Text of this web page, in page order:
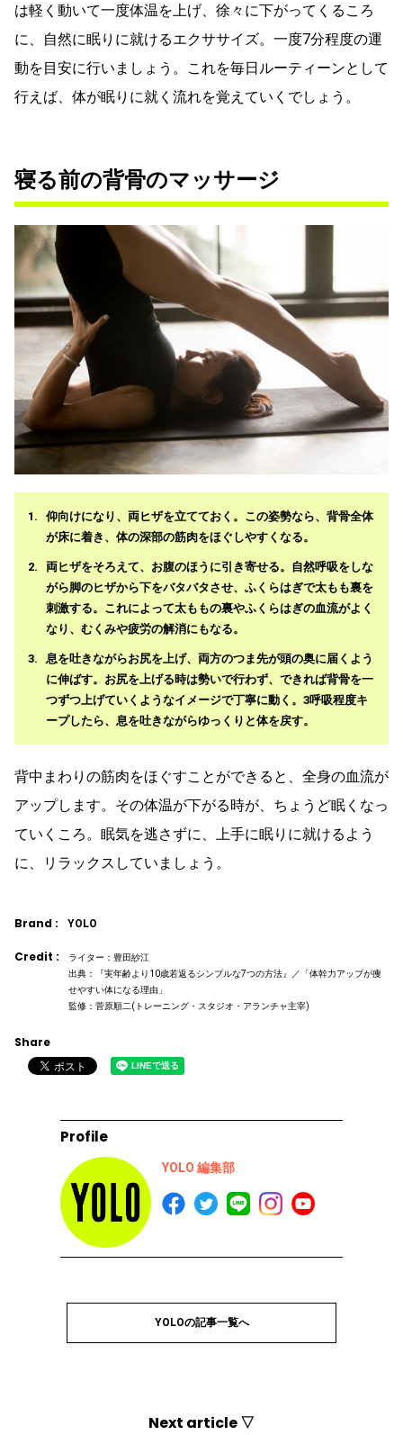
は軽く動いて一度体温を上げ、徐々に下がってくるころ
に、自然に眠りに就けるエクササイズ。一度7分程度の運
動を目安に行いましょう。これを毎日ルーティーンとして
行えば、体が眠りに就く流れを覚えていくでしょう。
寝る前の背骨のマッサージ
仰向けになり、両ヒザを立てておく。この姿勢なら、背骨全体
が床に着き、体の深部の筋肉をほぐしやすくなる。
両ヒザをそろえて、お腹のほうに引き寄せる。自然呼吸をしな
がら脚のヒザから下をバタバタさせ、ふくらはぎで太もも裏を
刺激する。これによって太ももの裏やふくらはぎの血流がよく
なり、むくみや疲労の解消にもなる。
息を吐きながらお尻を上げ、両方のつま先が頭の奥に届くよう
に伸ばす。お尻を上げる時は勢いで行わず、できれば背骨を一
つずつ上げていくようなイメージで丁寧に動く。3呼吸程度キ
ープしたら、息を吐きながらゆっくりと体を戻す。
背中まわりの筋肉をほぐすことができると、全身の血流が
アップします。その体温が下がる時が、ちょうど眠くなっ
ていくころ。眠気を逃さずに、上手に眠りに就けるよう
に、リラックスしていましょう。
Brand : YOLO
Credit :
ライター：豊田紗江
出典：『実年齢より10歳若返るシンプルな7つの方法』／「体幹力アップが痩
せやすい体になる理由」
監修：菅原順二(トレーニング・スタジオ・アランチャ主宰)
Share
Profile
YOLO 編集部
YOLOの記事一覧へ
Next article ▽